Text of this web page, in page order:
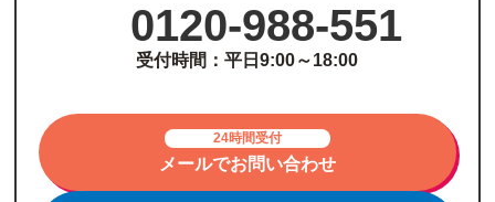
防犯カメラ専用録画装置 AHDレコーダー
0120-988-551
受付時間：平日9:00～18:00
24時間受付
メールでお問い合わせ